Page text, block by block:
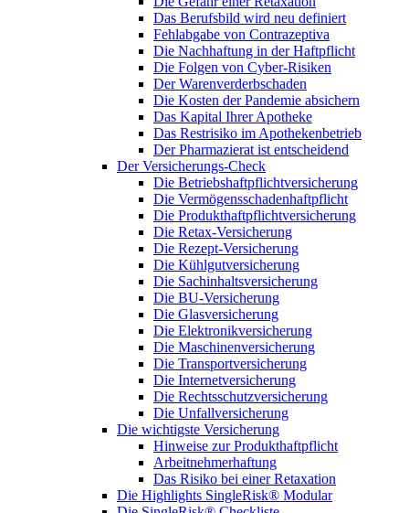
Das Berufsbild wird neu definiert
Fehlabgabe von Contrazeptiva
Die Nachhaftung in der Haftpflicht
Die Folgen von Cyber-Risiken
Der Warenverderbschaden
Die Kosten der Pandemie absichern
Das Kapital Ihrer Apotheke
Das Restrisiko im Apothekenbetrieb
Der Pharmazierat ist entscheidend
Der Versicherungs-Check
Die Betriebshaftpflichtversicherung
Die Vermögensschadenhaftpflicht
Die Produkthaftpflichtversicherung
Die Retax-Versicherung
Die Rezept-Versicherung
Die Kühlgutversicherung
Die Sachinhaltsversicherung
Die BU-Versicherung
Die Glasversicherung
Die Elektronikversicherung
Die Maschinenversicherung
Die Transportversicherung
Die Internetversicherung
Die Rechtsschutzversicherung
Die Unfallversicherung
Die wichtigste Versicherung
Hinweise zur Produkthaftpflicht
Arbeitnehmerhaftung
Das Risiko bei einer Retaxation
Die Highlights SingleRisk® Modular